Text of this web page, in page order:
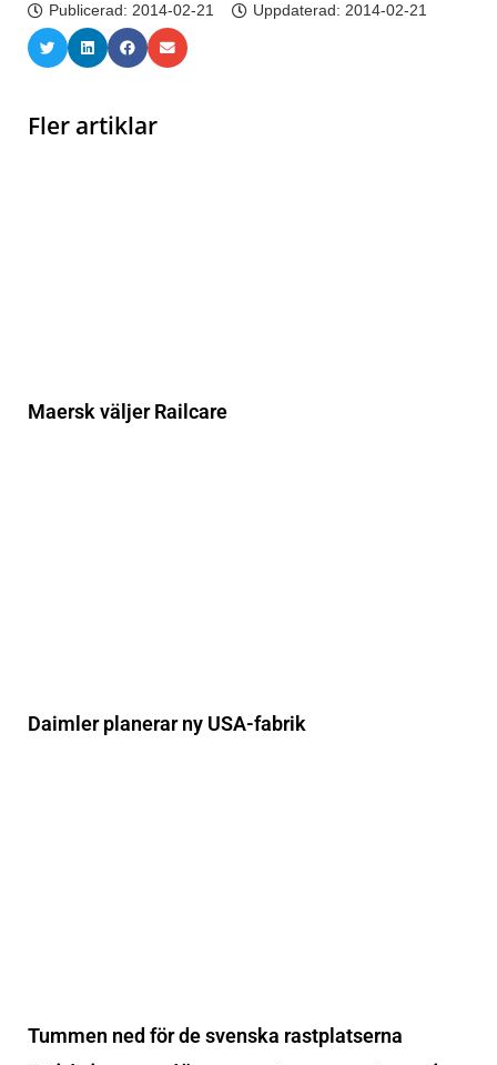
Publicerad: 2014-02-21 Uppdaterad: 2014-02-21
Fler artiklar
Maersk väljer Railcare
Daimler planerar ny USA-fabrik
Tummen ned för de svenska rastplatserna